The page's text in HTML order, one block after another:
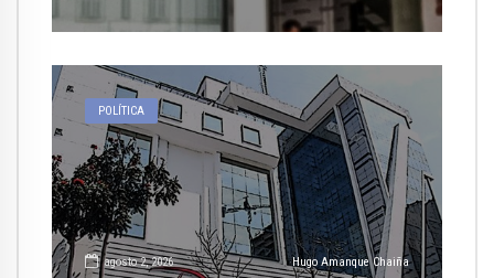
POLÍTICA
agosto 2, 2026 Hugo Amanque Chaiña